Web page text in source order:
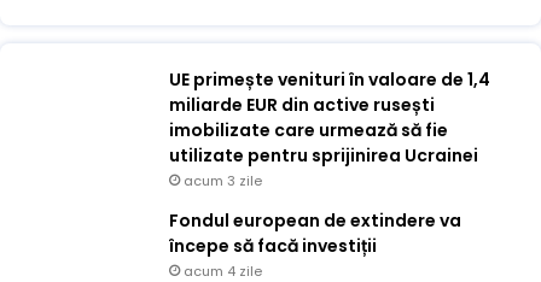
UE primește venituri în valoare de 1,4
miliarde EUR din active rusești
imobilizate care urmează să fie
utilizate pentru sprijinirea Ucrainei
acum 3 zile
Fondul european de extindere va
începe să facă investiții
acum 4 zile